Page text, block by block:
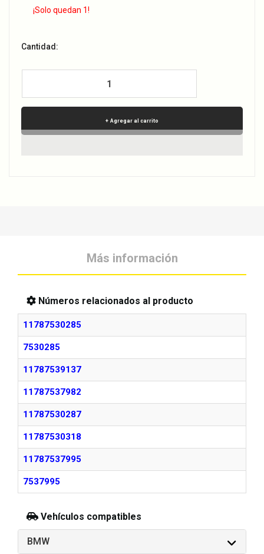
¡Solo quedan 1!
Cantidad:
Agregar al carrito
Más información
Números relacionados al producto
11787530285
7530285
11787539137
11787537982
11787530287
11787530318
11787537995
7537995
Vehículos compatibles
BMW